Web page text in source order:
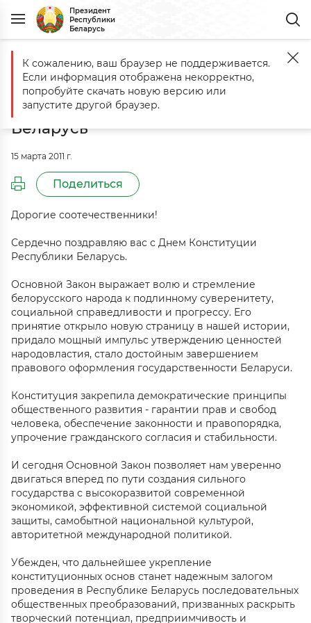
Президент
Республики
Беларусь
Главная События Поздравление с Днем Конституции
Поздравление с Днем
Конституции Республики
Беларусь
15 марта 2011 г.
Поделиться
Дорогие соотечественники!
Сердечно поздравляю вас с Днем Конституции
Республики Беларусь.
Основной Закон выражает волю и стремление
белорусского народа к подлинному суверенитету,
социальной справедливости и прогрессу. Его
принятие открыло новую страницу в нашей истории,
придало мощный импульс утверждению ценностей
народовластия, стало достойным завершением
правового оформления государственности Беларуси.
Конституция закрепила демократические принципы
общественного развития - гарантии прав и свобод
человека, обеспечение законности и правопорядка,
упрочение гражданского согласия и стабильности.
И сегодня Основной Закон позволяет нам уверенно
двигаться вперед по пути создания сильного
государства с высокоразвитой современной
экономикой, эффективной системой социальной
защиты, самобытной национальной культурой,
авторитетной международной политикой.
Убежден, что дальнейшее укрепление
конституционных основ станет надежным залогом
проведения в Республике Беларусь последовательных
общественных преобразований, призванных раскрыть
творческий потенциал, предприимчивость и
К сожалению, ваш браузер не поддерживается.
Если информация отображена некорректно,
попробуйте скачать новую версию или
запустите другой браузер.